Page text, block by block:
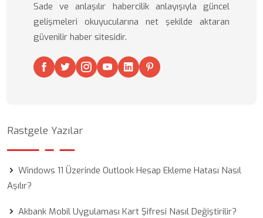
Sade ve anlaşılır habercilik anlayışıyla güncel
gelişmeleri okuyucularına net şekilde aktaran
güvenilir haber sitesidir.
Rastgele Yazılar
Windows 11 Üzerinde Outlook Hesap Ekleme Hatası Nasıl
Aşılır?
Akbank Mobil Uygulaması Kart Şifresi Nasıl Değiştirilir?